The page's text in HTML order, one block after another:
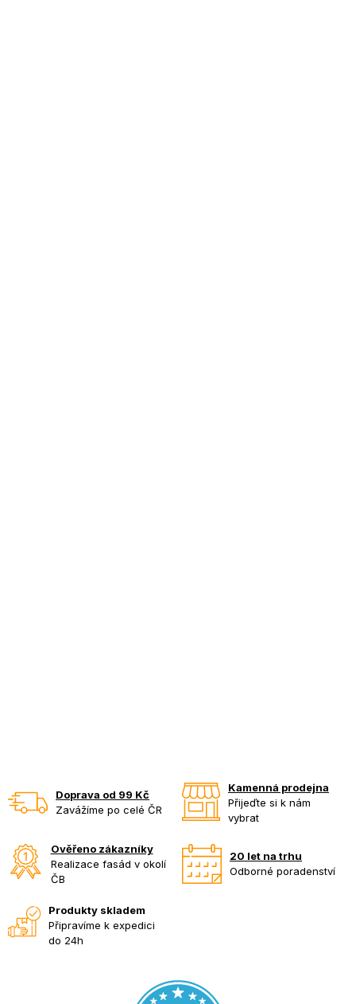
Doprava od 99 Kč
Zavážíme po celé ČR
Kamenná prodejna
Přijeďte si k nám
vybrat
Ověřeno zákazníky
Realizace fasád v okolí
ČB
20 let na trhu
Odborné poradenství
Produkty skladem
Připravíme k expedici
do 24h